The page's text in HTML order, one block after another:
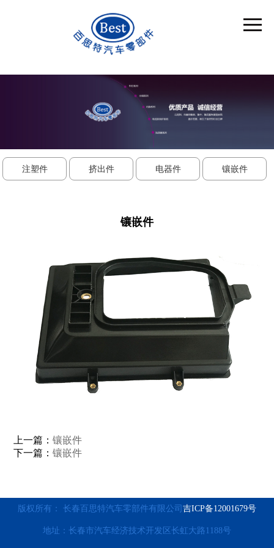
注塑件 挤出件 电器件 镶嵌件
镶嵌件
上一篇：镶嵌件
下一篇：镶嵌件
版权所有： 长春百思特汽车零部件有限公司 吉ICP备12001679号
地址：长春市汽车经济技术开发区长虹大路1188号